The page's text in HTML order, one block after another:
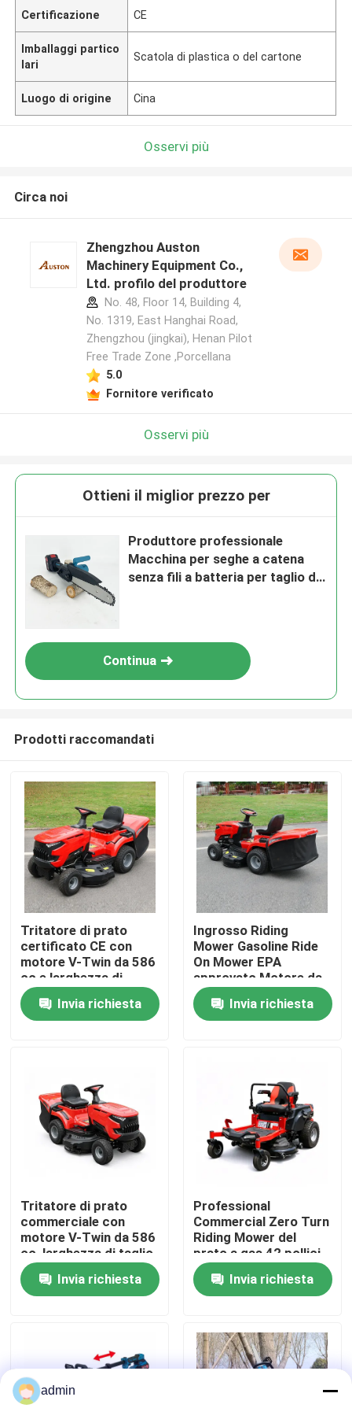
Casa.
Prodotti
Su di noi
display di fabbrica
Contattaci
Chiedi un preventivo
Motosega della benzina
Mini Chainsaw tenuto in mano
motosega elettrica
Certificazione CE
Imballaggi partico
lari
Scatola di plastica o del cartone
Luogo di origine Cina
Osservi più
Circa noi
Zhengzhou Auston
Machinery Equipment Co.,
Ltd. profilo del produttore
No. 48, Floor 14, Building 4,
No. 1319, East Hanghai Road,
Zhengzhou (jingkai), Henan Pilot
Free Trade Zone ,Porcellana
5.0
Fornitore verificato
Osservi più
Ottieni il miglior prezzo per
Produttore professionale
Macchina per seghe a catena
senza fili a batteria per taglio di
Continua
Prodotti raccomandati
Tritatore di prato
certificato CE con
motore V-Twin da 586
cc e larghezza di
taglio di 40,2 pollici
con catturatore di
erba da 245 litri
Invia richiesta
Ingrosso Riding
Mower Gasoline Ride
On Mower EPA
approvato Motore da
420cc 38" Larghezza
di taglio Tractor per
prato OEM supporto
Invia richiesta
Tritatore di prato
commerciale con
motore V-Twin da 586
cc, larghezza di taglio
102 cm e raccolta di
erba da 245 litri
Invia richiesta
Professional
Commercial Zero Turn
Riding Mower del
prato a gas 42 pollici
ZTR Mower
Invia richiesta
admin